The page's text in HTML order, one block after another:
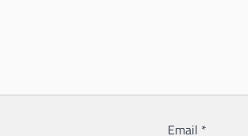
Email *